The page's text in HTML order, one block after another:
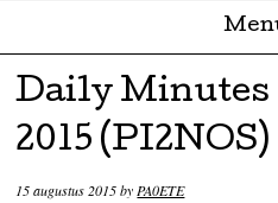
Skip to content
Daily Minutes
2015 (PI2NOS)
15 augustus 2015byPA0ETE